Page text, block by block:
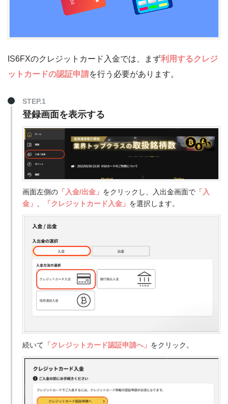
IS6FXのクレジットカード入金では、まず利用するクレジ
ットカードの認証申請を行う必要があります。
STEP.1
登録画面を表示する
画面左側の「入金/出金」 をクリックし、入出金画面で「入
金」
「クレジットカード入金」 を選択します。
続いて 「クレジットカード認証申請へ」 をクリック。